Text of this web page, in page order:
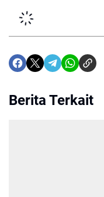
Berita Terkait